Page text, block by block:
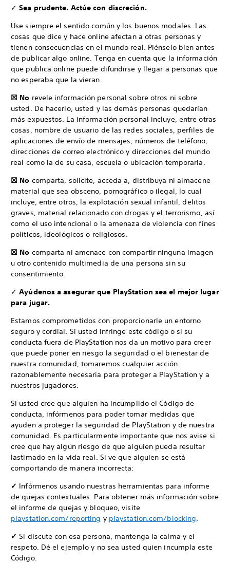
✓ Sea prudente. Actúe con discreción.
Use siempre el sentido común y los buenos modales. Las
cosas que dice y hace online afectan a otras personas y
tienen consecuencias en el mundo real. Piénselo bien antes
de publicar algo online. Tenga en cuenta que la información
que publica online puede difundirse y llegar a personas que
no esperaba que la vieran.
☒ No revele información personal sobre otros ni sobre
usted. De hacerlo, usted y las demás personas quedarían
más expuestos. La información personal incluye, entre otras
cosas, nombre de usuario de las redes sociales, perfiles de
aplicaciones de envío de mensajes, números de teléfono,
direcciones de correo electrónico y direcciones del mundo
real como la de su casa, escuela o ubicación temporaria.
☒ No comparta, solicite, acceda a, distribuya ni almacene
material que sea obsceno, pornográfico o ilegal, lo cual
incluye, entre otros, la explotación sexual infantil, delitos
graves, material relacionado con drogas y el terrorismo, así
como el uso intencional o la amenaza de violencia con fines
políticos, ideológicos o religiosos.
☒ No comparta ni amenace con compartir ninguna imagen
u otro contenido multimedia de una persona sin su
consentimiento.
✓ Ayúdenos a asegurar que PlayStation sea el mejor lugar
para jugar.
Estamos comprometidos con proporcionarle un entorno
seguro y cordial. Si usted infringe este código o si su
conducta fuera de PlayStation nos da un motivo para creer
que puede poner en riesgo la seguridad o el bienestar de
nuestra comunidad, tomaremos cualquier acción
razonablemente necesaria para proteger a PlayStation y a
nuestros jugadores.
Si usted cree que alguien ha incumplido el Código de
conducta, infórmenos para poder tomar medidas que
ayuden a proteger la seguridad de PlayStation y de nuestra
comunidad. Es particularmente importante que nos avise si
cree que hay algún riesgo de que alguien pueda resultar
lastimado en la vida real. Si ve que alguien se está
comportando de manera incorrecta:
✓ Infórmenos usando nuestras herramientas para informe
de quejas contextuales. Para obtener más información sobre
el informe de quejas y bloqueo, visite
playstation.com/reporting y playstation.com/blocking.
✓ Si discute con esa persona, mantenga la calma y el
respeto. Dé el ejemplo y no sea usted quien incumpla este
Código.